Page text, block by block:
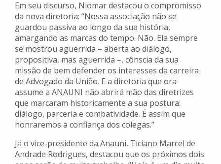
Em seu discurso, Niomar destacou o compromisso
da nova diretoria: “Nossa associação não se
guardou passiva ao longo da sua história,
amargando as marcas do tempo. Não. Ela sempre
se mostrou aguerrida – aberta ao diálogo,
propositiva, mas aguerrida –, cônscia da sua
missão de bem defender os interesses da carreira
de Advogado da União. E a diretoria que ora
assume a ANAUNI não abrirá mão das diretrizes
que marcaram historicamente a sua postura:
diálogo, parceria e combatividade. É assim que
honraremos a confiança dos colegas.”
Já o vice-presidente da Anauni, Ticiano Marcel de
Andrade Rodrigues, destacou que os próximos dois